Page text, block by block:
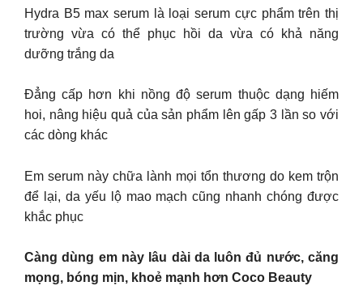
Hydra B5 max serum là loại serum cực phẩm trên thị
trường vừa có thể phục hồi da vừa có khả năng
dưỡng trắng da
Đẳng cấp hơn khi nồng độ serum thuộc dạng hiếm
hoi, nâng hiệu quả của sản phẩm lên gấp 3 lần so với
các dòng khác
Em serum này chữa lành mọi tổn thương do kem trộn
để lại, da yếu lộ mao mạch cũng nhanh chóng được
khắc phục
Càng dùng em này lâu dài da luôn đủ nước, căng
mọng, bóng mịn, khoẻ mạnh hơn Coco Beauty